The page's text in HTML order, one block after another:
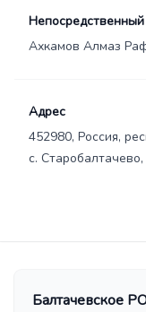
Ахкамов Алмаз
Адрес
452980, Россия,
с.
Балтачевское